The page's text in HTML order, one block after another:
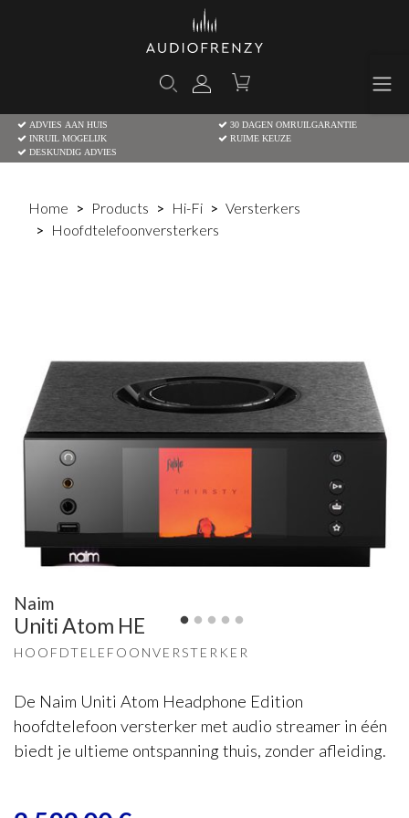
ADVIES AAN HUIS
30 DAGEN OMRUILGARANTIE
INRUIL MOGELIJK
RUIME KEUZE
DESKUNDIG ADVIES
Home Products Hi-Fi
Versterkers
Hoofdtelefoonversterkers
Naim
Uniti Atom HE
HOOFDTELEFOONVERSTERKER
De Naim Uniti Atom Headphone Edition
hoofdtelefoon versterker met audio streamer in één
biedt je ultieme ontspanning thuis, zonder afleiding.